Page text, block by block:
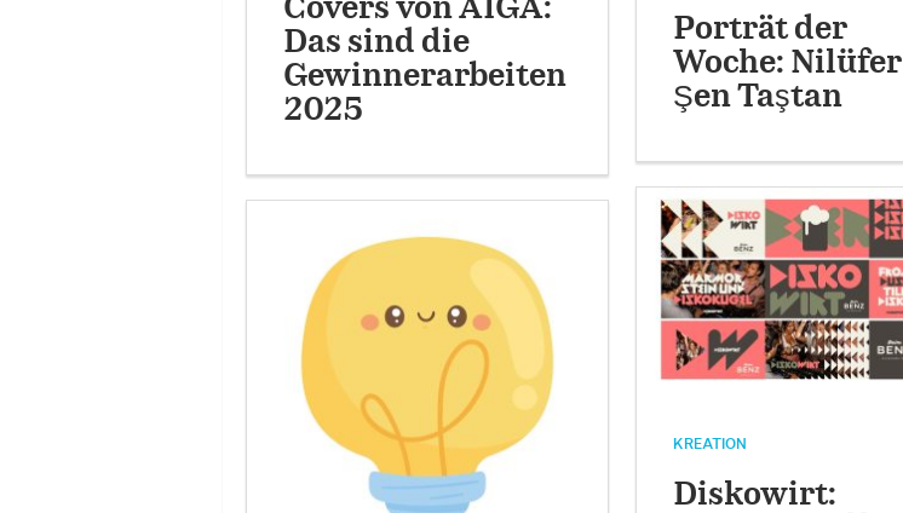
Covers von AIGA:
Das sind die
Gewinnerarbeiten
2025
Porträt der
Woche: Nilüfer
Şen Taştan
KREATION
Diskowirt: